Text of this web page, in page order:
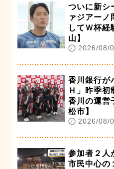
ついに新シ
ァジアー
してＷ杯経
山】
2026/08/
香川銀行が
Ｈ」昨季
香川の運営
松市】
2026/08/
参加者２人
市民中心の